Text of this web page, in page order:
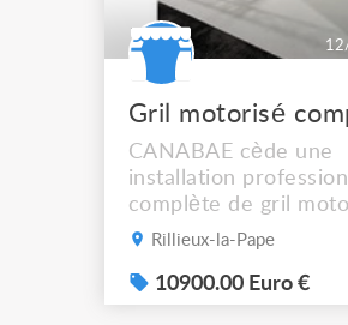
CANABAE cède une
installation
complète de gril
conçue sur mesure
cyclorama. Installation
récente, mise en
Rillieux-la-Pape
10900.00 Euro €